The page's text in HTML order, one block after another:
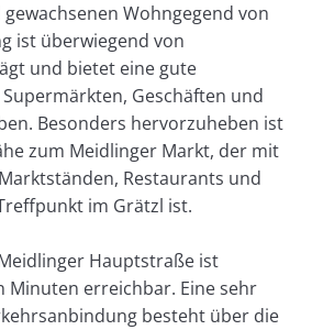
Wohngegend von
ist überwiegend von
und bietet eine gute
Geschäften und
Besonders hervorzuheben ist
zum Meidlinger Markt, der mit
Restaurants und
im Grätzl ist.
Hauptstraße ist
Minuten erreichbar. Eine sehr
besteht über die